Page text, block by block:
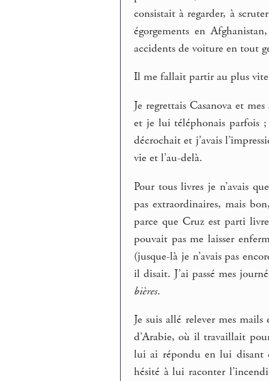
consistait à regarder, à
égorgements en
accidents de voiture en tout
Il me fallait partir au plus
Je regrettais Casanova et
et je lui téléphonais parfois
décrochait et j’avais
vie et l’au-delà.
Pour tous livres je n’avais
pas extraordinaires, mais
parce que Cruz est parti
pouvait pas me laisser
(jusque-là je n’avais pas
il disait. J’ai passé mes
bières.
Je suis allé relever mes
d’Arabie, où il travaillait
lui ai répondu en lui disant
hésité à lui raconter